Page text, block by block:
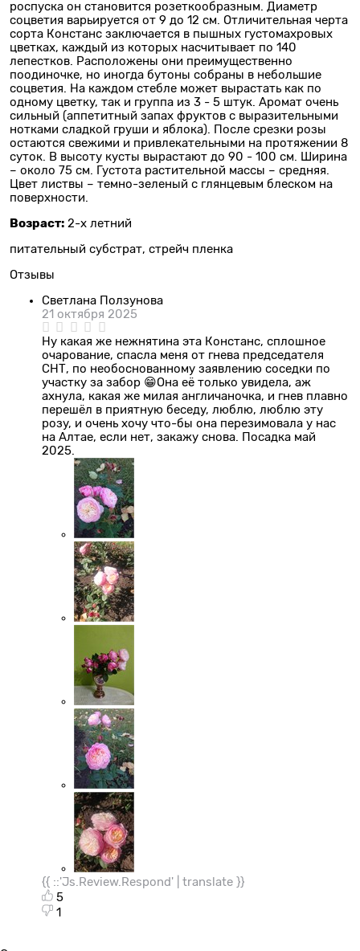
роспуска он становится розеткообразным. Диаметр
соцветия варьируется от 9 до 12 см. Отличительная черта
сорта Констанс заключается в пышных густомахровых
цветках, каждый из которых насчитывает по 140
лепестков. Расположены они преимущественно
поодиночке, но иногда бутоны собраны в небольшие
соцветия. На каждом стебле может вырастать как по
одному цветку, так и группа из 3 - 5 штук. Аромат очень
сильный (аппетитный запах фруктов с выразительными
нотками сладкой груши и яблока). После срезки розы
остаются свежими и привлекательными на протяжении 8
суток. В высоту кусты вырастают до 90 - 100 см. Ширина
– около 75 см. Густота растительной массы – средняя.
Цвет листвы – темно-зеленый с глянцевым блеском на
поверхности.
Возраст: 2-х летний
питательный субстрат, стрейч пленка
Отзывы
Светлана Ползунова
21 октября 2025
Ну какая же нежнятина эта Констанс, сплошное
очарование, спасла меня от гнева председателя
СНТ, по необоснованному заявлению соседки по
участку за забор 😁Она её только увидела, аж
ахнула, какая же милая англичаночка, и гнев плавно
перешёл в приятную беседу, люблю, люблю эту
розу, и очень хочу что-бы она перезимовала у нас
на Алтае, если нет, закажу снова. Посадка май
2025.
{{ ::'Js.Review.Respond' | translate }}
5
1